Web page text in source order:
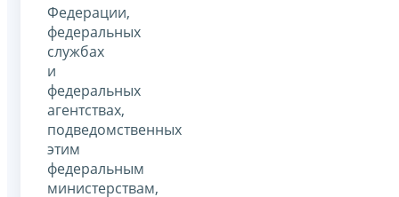
Федерации,
федеральных
службах
и
федеральных
агентствах,
подведомственных
этим
федеральным
министерствам,